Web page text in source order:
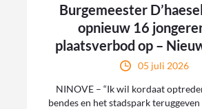
Burgemeester
opnieuw 16
plaatsverbod op –
05 juli 2026
NINOVE – “Ik wil kordaat
bendes en het stadspark